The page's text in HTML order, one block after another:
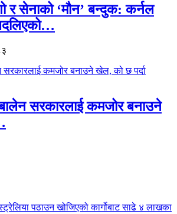
र सेनाको ‘मौन’ बन्दुक: कर्नल
सरकारलाई कमजोर बनाउने